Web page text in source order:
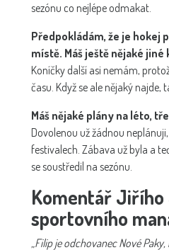
sezónu co nejlépe odmakat.
Předpokládám, že je hokej
místě. Máš ještě nějaké jiné
Koníčky další asi nemám,
času. Když se ale nějaký
Máš nějaké plány na léto,
Dovolenou už žádnou
festivalech. Zábava už byla a
se soustředil na sezónu.
Komentář Jiřího
sportovního
„Filip je odchovanec Nové